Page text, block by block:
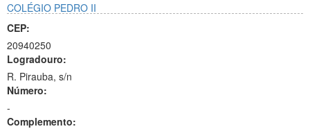
COLÉGIO PEDRO II
CEP:
20940250
Logradouro:
R. Pirauba, s/n
Número:
-
Complemento: